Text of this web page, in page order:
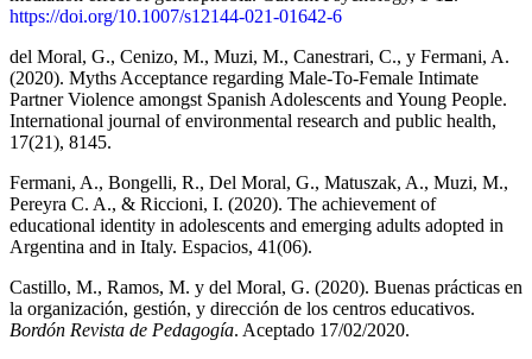
https://doi.org/10.1007/s12144-021-01642-6
del Moral, G., Cenizo, M., Muzi, M., Canestrari, C., y Fermani, A.
(2020). Myths Acceptance regarding Male-To-Female Intimate
Partner Violence amongst Spanish Adolescents and Young People.
International journal of environmental research and public health,
17(21), 8145.
Fermani, A., Bongelli, R., Del Moral, G., Matuszak, A., Muzi, M.,
Pereyra C. A., & Riccioni, I. (2020). The achievement of
educational identity in adolescents and emerging adults adopted in
Argentina and in Italy. Espacios, 41(06).
Castillo, M., Ramos, M. y del Moral, G. (2020). Buenas prácticas en
la organización, gestión, y dirección de los centros educativos.
Bordón Revista de Pedagogía. Aceptado 17/02/2020.